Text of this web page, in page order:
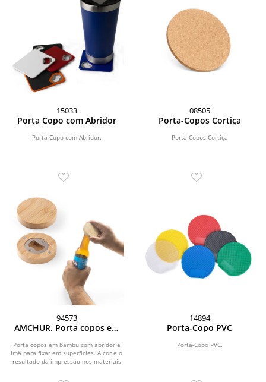
15033
Porta Copo com Abridor
Porta Copo com Abridor.
08505
Porta-Copos Cortiça
Porta-Copos Cortiça
94573
AMCHUR. Porta copos em
Porta copos em bambu com abridor e
imã para fixar em superfícies. A cor e o
resultado da impressão nos materiais
14894
Porta-Copo PVC
Porta-Copo PVC.